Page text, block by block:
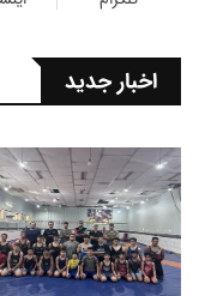
اخبار جدید